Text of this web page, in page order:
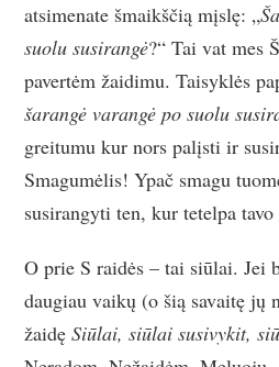
atsimenate šmaikščią mįslę: „
suolu susirangė?“ Tai vat mes
pavertėm žaidimu. Taisyklės
šarangė varangė po suolu
greitumu kur nors palįsti ir
Smagumėlis! Ypač smagu
susirangyti ten, kur tetelpa tavo
O prie S raidės – tai siūlai. Jei
daugiau vaikų (o šią savaitę jų
žaidęSiūlai, siūlai susivykit,